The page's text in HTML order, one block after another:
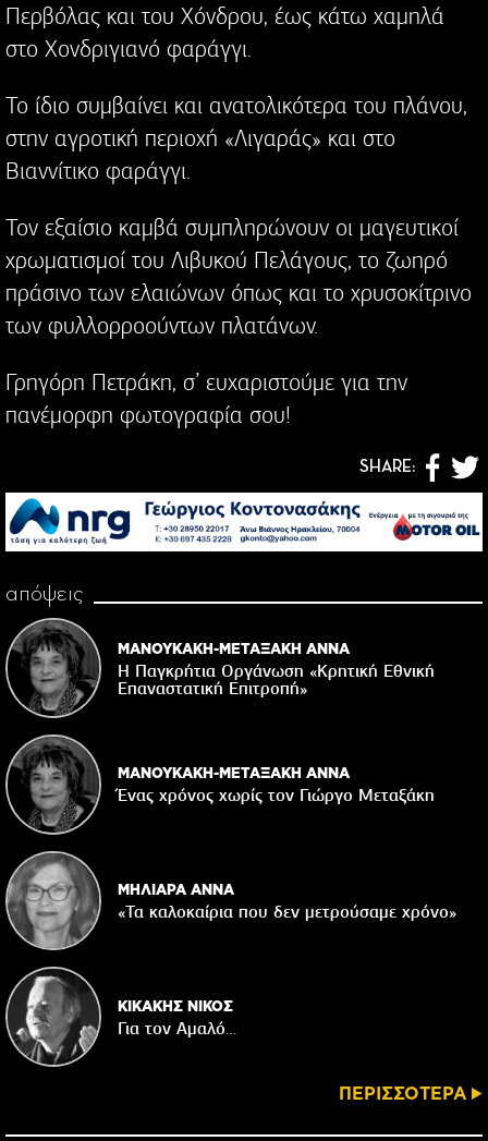
Περβόλας και του Χόνδρου, έως κάτω χαμηλά
στο Χονδριγιανό φαράγγι.
Το ίδιο συμβαίνει και ανατολικότερα του πλάνου,
στην αγροτική περιοχή «Λιγαράς» και στο
Βιαννίτικο φαράγγι.
Τον εξαίσιο καμβά συμπληρώνουν οι μαγευτικοί
χρωματισμοί του Λιβυκού Πελάγους, το ζωηρό
πράσινο των ελαιώνων όπως και το χρυσοκίτρινο
των φυλλορροούντων πλατάνων.
Γρηγόρη Πετράκη, σ’ ευχαριστούμε για την
πανέμορφη φωτογραφία σου!
SHARE:
απόψεις
ΜΑΝΟΥΚΑΚΗ-ΜΕΤΑΞΑΚΗ ΑΝΝΑ
Η Παγκρήτια Οργάνωση «Κρητική Εθνική
Επαναστατική Eπιτροπή»
ΜΑΝΟΥΚΑΚΗ-ΜΕΤΑΞΑΚΗ ΑΝΝΑ
Ένας χρόνος χωρίς τον Γιώργο Μεταξάκη
ΜΗΛΙΑΡΑ ΑΝΝΑ
«Τα καλοκαίρια που δεν μετρούσαμε χρόνο»
ΚΙΚΑΚΗΣ ΝΙΚΟΣ
Για τον Αμαλό…
ΠΕΡΙΣΣΟΤΕΡΑ